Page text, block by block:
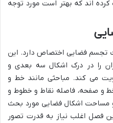
اند که بهتر است مورد توجه
تجسم فضایی اختصاص دارد. این
را در درک اشکال سه بعدی و
می کند. مباحثی مانند خط و
و صفحه، فاصله نقاط و خطوط و
اشکال فضایی مورد بحث
فصل اغلب نیاز به قدرت تصور